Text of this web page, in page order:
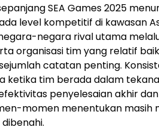
SEA Games 2025
level kompetitif di kawasan
negara rival utama
organisasi tim yang relatif
catatan penting.
ketika tim berada dalam
penyelesaian akhir
momen menentukan masih